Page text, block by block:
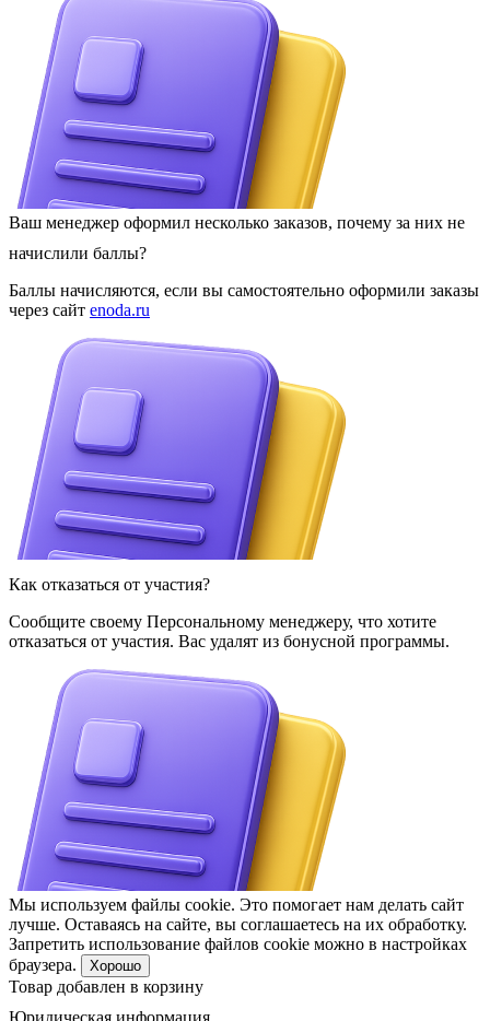
Ваш менеджер оформил несколько заказов, почему за них не
начислили баллы?
Баллы начисляются, если вы самостоятельно оформили заказы
через сайт enoda.ru
Как отказаться от участия?
Сообщите своему Персональному менеджеру, что хотите
отказаться от участия. Вас удалят из бонусной программы.
Мы используем файлы cookie. Это помогает нам делать сайт
лучше. Оставаясь на сайте, вы соглашаетесь на их обработку.
Запретить использование файлов cookie можно в настройках
браузера.
Хорошо
Товар добавлен в корзину